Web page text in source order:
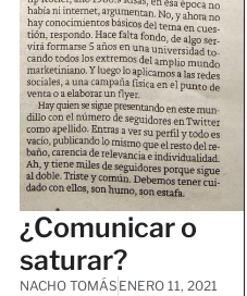
¿Comunicar o
saturar?
NACHO TOMÁS ENERO 11, 2021